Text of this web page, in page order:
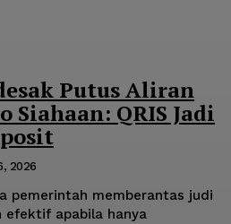
Putus Aliran
Siahaan: QRIS Jadi
2026
pemerintah memberantas judi
efektif apabila hanya